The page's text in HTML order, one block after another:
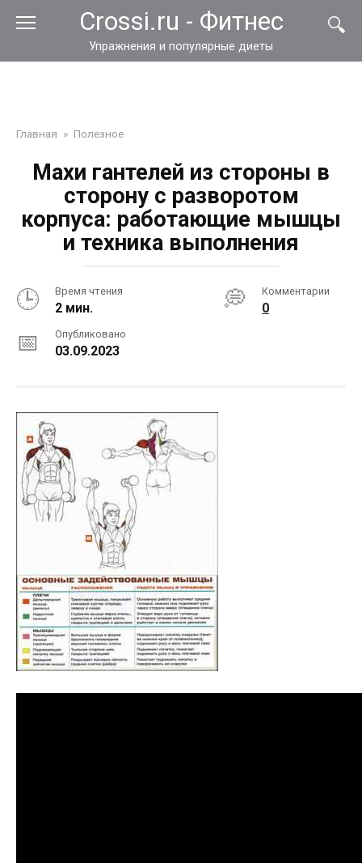
Crossi.ru - Фитнес
Упражнения и популярные диеты
Главная » Полезное
Махи гантелей из стороны в
сторону с разворотом
корпуса: работающие мышцы
и техника выполнения
Время чтения
2 мин.
Комментарии
0
Опубликовано
03.09.2023